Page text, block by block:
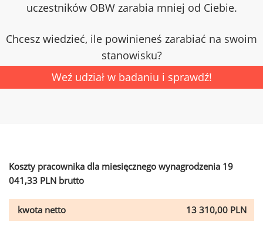
uczestników OBW zarabia mniej od Ciebie.
Chcesz wiedzieć, ile powinieneś zarabiać na swoim
stanowisku?
Weź udział w badaniu i sprawdź!
Koszty pracownika dla miesięcznego wynagrodzenia 19
041,33 PLN brutto
kwota netto
13 310,00 PLN